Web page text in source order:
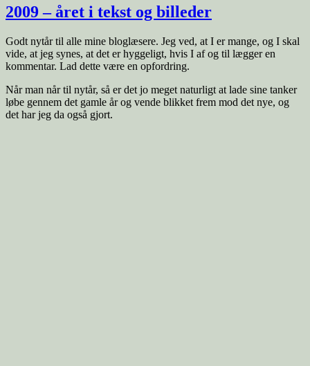
med
indblik
2009 – året i tekst og billeder
Godt nytår til alle mine bloglæsere. Jeg ved, at I er mange, og I skal
vide, at jeg synes, at det er hyggeligt, hvis I af og til lægger en
kommentar. Lad dette være en opfordring.
Når man når til nytår, så er det jo meget naturligt at lade sine tanker
løbe gennem det gamle år og vende blikket frem mod det nye, og
det har jeg da også gjort.